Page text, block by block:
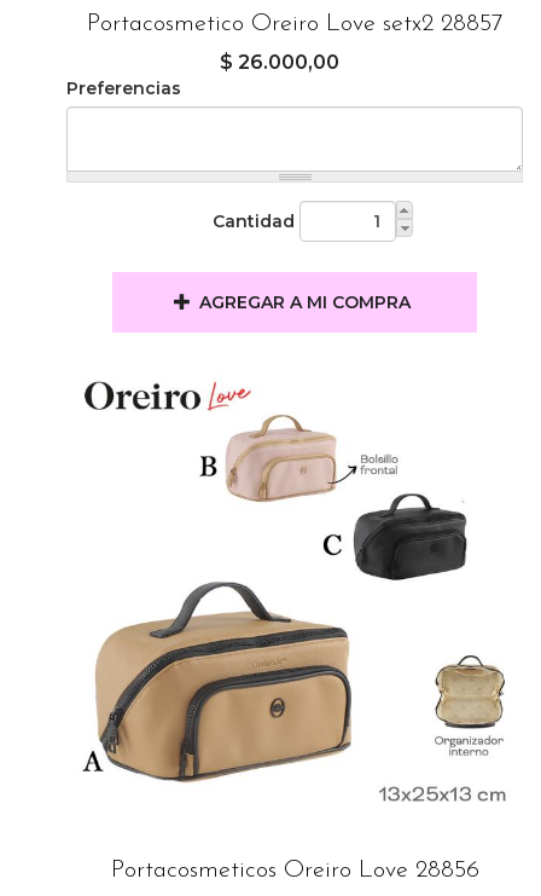
Portacosmetico Oreiro Love setx2 28857
$ 26.000,00
Preferencias
Cantidad
AGREGAR A MI COMPRA
Portacosmeticos Oreiro Love 28856